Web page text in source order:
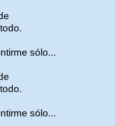
sólo...
sólo...